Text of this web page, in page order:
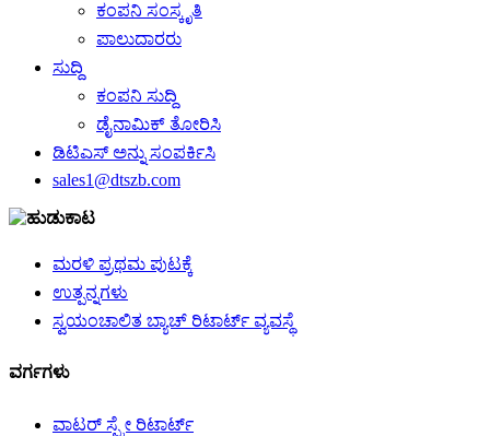
ಕಂಪನಿ ಸಂಸ್ಕೃತಿ
ಪಾಲುದಾರರು
ಸುದ್ದಿ
ಕಂಪನಿ ಸುದ್ದಿ
ಡೈನಾಮಿಕ್ ತೋರಿಸಿ
ಡಿಟಿಎಸ್ ಅನ್ನು ಸಂಪರ್ಕಿಸಿ
sales1@dtszb.com
ಮರಳಿ ಪ್ರಥಮ ಪುಟಕ್ಕೆ
ಉತ್ಪನ್ನಗಳು
ಸ್ವಯಂಚಾಲಿತ ಬ್ಯಾಚ್ ರಿಟಾರ್ಟ್ ವ್ಯವಸ್ಥೆ
ವರ್ಗಗಳು
ವಾಟರ್ ಸ್ಪ್ರೇ ರಿಟಾರ್ಟ್